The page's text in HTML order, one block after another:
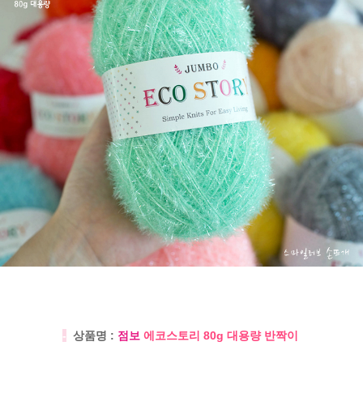
- 상품명 : 점보 에코스토리 80g 대용량 반짝이